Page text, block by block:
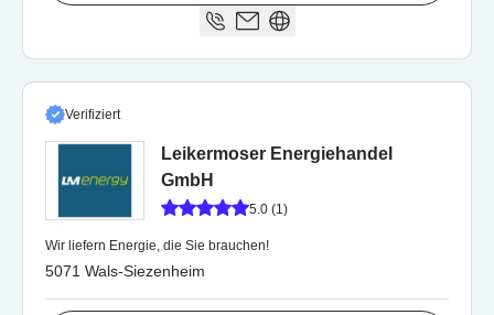
Verifiziert
Leikermoser Energiehandel
GmbH
5.0 (1)
Wir liefern Energie, die Sie brauchen!
5071 Wals-Siezenheim